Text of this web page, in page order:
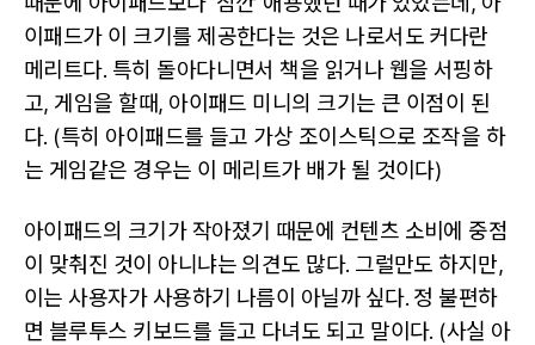
이패드가 이 크기를 제공한다는 것은 나로서도 커다란
메리트다. 특히 돌아다니면서 책을 읽거나 웹을 서핑하
고, 게임을 할때, 아이패드 미니의 크기는 큰 이점이 된
다. (특히 아이패드를 들고 가상 조이스틱으로 조작을 하
는 게임같은 경우는 이 메리트가 배가 될 것이다)
아이패드의 크기가 작아졌기 때문에 컨텐츠 소비에 중점
이 맞춰진 것이 아니냐는 의견도 많다. 그럴만도 하지만,
이는 사용자가 사용하기 나름이 아닐까 싶다. 정 불편하
면 블루투스 키보드를 들고 다녀도 되고 말이다. (사실 아